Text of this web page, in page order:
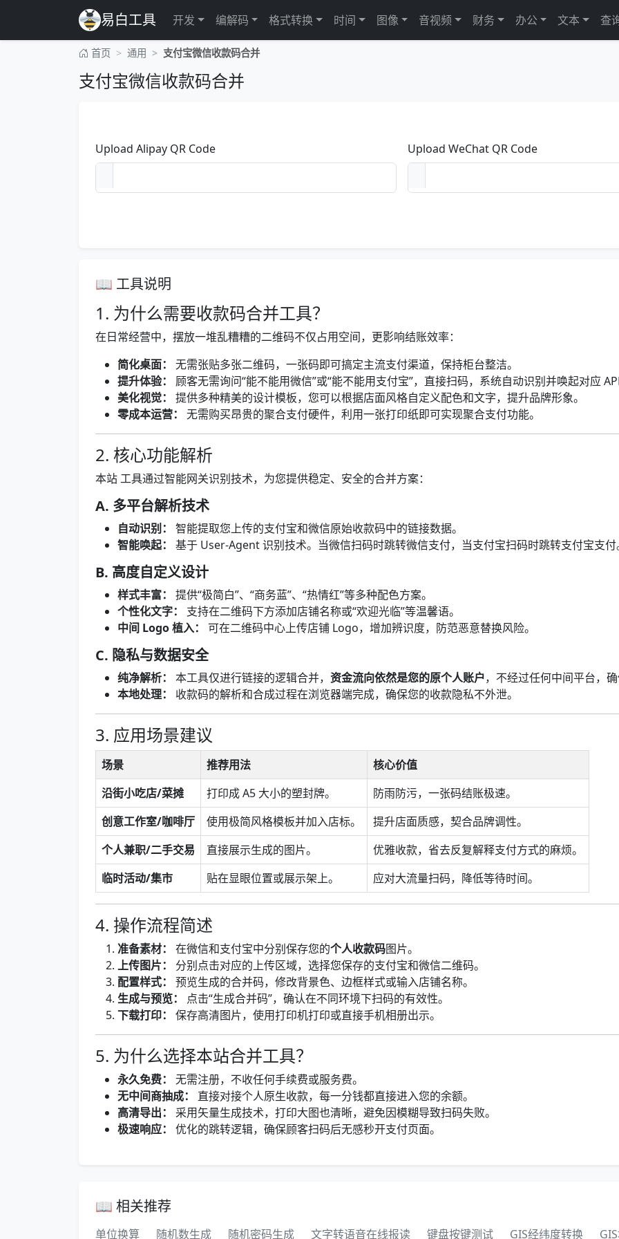
易白工具 开发 编解码 格式转换 时间 图像 音视频 财务 办公 文本 查
首页 通用 支付宝微信收款码合并
支付宝微信收款码合并
Upload Alipay QR Code Upload WeChat QR Code
📖 工具说明
1. 为什么需要收款码合并工具？
在日常经营中，摆放一堆乱糟糟的二维码不仅占用空间，更影响结账效率：
简化桌面：
无需张贴多张二维码，一张码即可搞定主流支付渠道，保持柜台整洁。
提升体验：
顾客无需询问“能不能用微信”或“能不能用支付宝”，直接扫码，系统自动识别并唤起对应
美化视觉：
提供多种精美的设计模板，您可以根据店面风格自定义配色和文字，提升品牌形象。
零成本运营：
无需购买昂贵的聚合支付硬件，利用一张打印纸即可实现聚合支付功能。
2. 核心功能解析
本站 工具通过智能网关识别技术，为您提供稳定、安全的合并方案：
A. 多平台解析技术
自动识别：
智能提取您上传的支付宝和微信原始收款码中的链接数据。
智能唤起：
基于 User-Agent 识别技术。当微信扫码时跳转微信支付，当支付宝扫码时跳转支付宝支付
B. 高度自定义设计
样式丰富：
提供“极简白”、“商务蓝”、“热情红”等多种配色方案。
个性化文字：
支持在二维码下方添加店铺名称或“欢迎光临”等温馨语。
中间 Logo 植入：
可在二维码中心上传店铺 Logo，增加辨识度，防范恶意替换风险。
C. 隐私与数据安全
纯净解析： 本工具仅进行链接的逻辑合并， 资金流向依然是您的原个人账户，不经过任何中间平台，
本地处理：
收款码的解析和合成过程在浏览器端完成，确保您的收款隐私不外泄。
3. 应用场景建议
场景 推荐用法
核心价值
沿街小吃店/菜摊
打印成 A5 大小的塑封牌。
防雨防污，一张码结账极速。
创意工作室/咖啡厅
使用极简风格模板并加入店标。
提升店面质感，契合品牌调性。
个人兼职/二手交易
直接展示生成的图片。
优雅收款，省去反复解释支付方式的麻烦。
临时活动/集市
贴在显眼位置或展示架上。 应对大流量扫码，降低等待时间。
4. 操作流程简述
准备素材： 在微信和支付宝中分别保存您的个人收款码图片。
上传图片：
分别点击对应的上传区域，选择您保存的支付宝和微信二维码。
配置样式：
预览生成的合并码，修改背景色、边框样式或输入店铺名称。
生成与预览：
点击“生成合并码”，确认在不同环境下扫码的有效性。
下载打印：
保存高清图片，使用打印机打印或直接手机相册出示。
5. 为什么选择本站合并工具？
永久免费：
无需注册，不收任何手续费或服务费。
无中间商抽成：
直接对接个人原生收款，每一分钱都直接进入您的余额。
高清导出：
采用矢量生成技术，打印大图也清晰，避免因模糊导致扫码失败。
极速响应：
优化的跳转逻辑，确保顾客扫码后无感秒开支付页面。
📖 相关推荐
单位换算 随机数生成 随机密码生成 文字转语音在线报读 键盘按键测试 GIS经纬度转换